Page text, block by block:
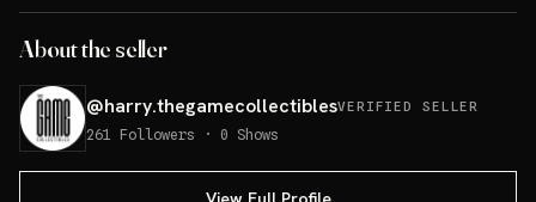
About the seller
@harry.thegamecollectiblesVERIFIED SELLER
261 Followers · 0 Shows